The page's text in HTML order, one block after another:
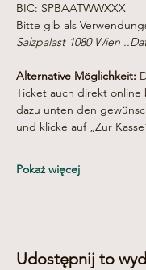
BIC: SPBAATWWXXX
Bitte gib als
Salzpalast 1080 Wien
Alternative Möglichkeit:
Ticket auch direkt online
dazu unten den
und klicke auf „Zur
Pokaż więcej
Udostępnij to